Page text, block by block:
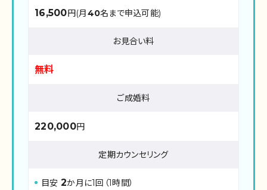
16,500円(月40名まで申込可能)
お見合い料
無料
ご成婚料
220,000円
定期カウンセリング
目安2か月に1回（1時間）